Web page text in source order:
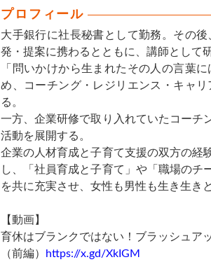
プロフィール
大手銀行に社長秘書として勤務。その
発・提案に携わるとともに、講師として
「問いかけから生まれたその人の言葉
め、コーチング・レジリエンス・キャ
る。
一方、企業研修で取り入れていたコーチ
活動を展開する。
企業の人材育成と子育て支援の双方の経
し、「社員育成と子育て」や「職場のチ
を共に充実させ、女性も男性も生き生き
【動画】
育休はブランクではない！ブラッシュア
（前編）
https://x.gd/XkIGM